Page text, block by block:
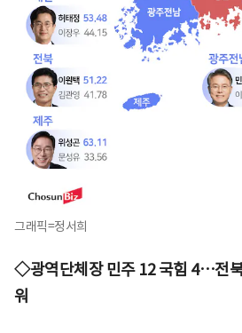
그래픽=정서희
◇광역단체장 민주 12 국힘 4…전
워